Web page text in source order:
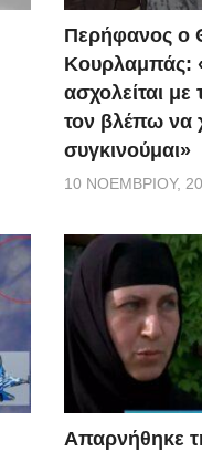
Περήφανος ο
Κουρλαμπάς:
ασχολείται με
τον βλέπω να
συγκινούμαι»
10 ΝΟΕΜΒΡΊΟΥ,
Απαρνήθηκε